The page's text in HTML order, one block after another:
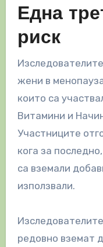
Една
риск
жени в
които са
Витамини и
Участниците
кога за
са вземали
използвали.
редовно вземат